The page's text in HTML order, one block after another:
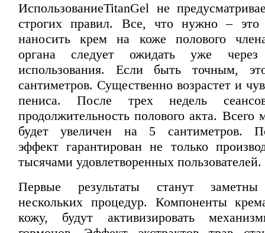
ИспользованиеTitanGel не
строгих правил. Все, что нужно – это
наносить крем на коже полового
органа следует ожидать уже
использования. Если быть точным,
сантиметров. Существенно возрастет и
пениса. После трех недель
продолжительность полового акта. Всего
будет увеличен на 5 сантиметров.
эффект гарантирован не только
тысячами удовлетворенных пользователей.
Первые результаты станут
нескольких процедур. Компоненты
кожу, будут активизировать